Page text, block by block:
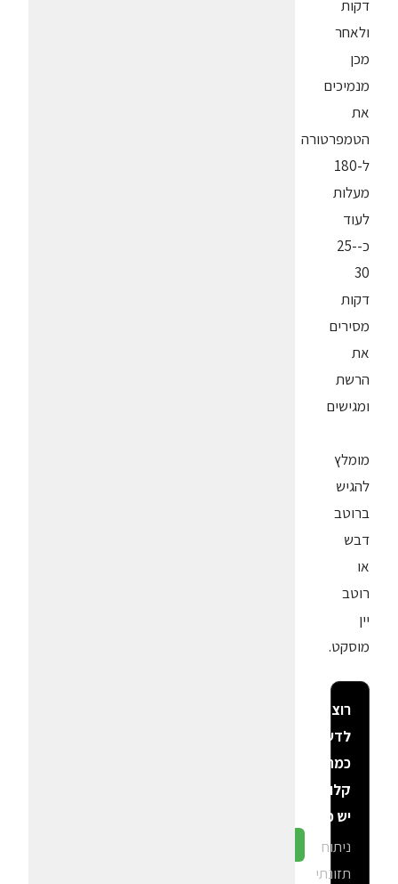
דקות
ולאחר
מכן
מנמיכים
את
הטמפרטורה
ל-180
מעלות
לעוד
כ-25-
30
דקות
מסירים
את
הרשת
ומגישים
מומלץ
להגיש
ברוטב
דבש
או
רוטב
יין
מוסקט.
רוצה
לדעת
כמה
קלוריות
יש פה?
ניתוח
תזונתי